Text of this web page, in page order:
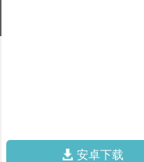
安卓下载